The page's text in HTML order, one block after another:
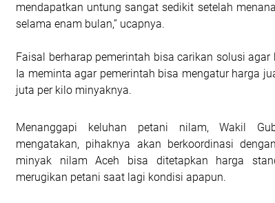
mendapatkan untung sangat sedikit setelah
selama enam bulan,” ucapnya.
Faisal berharap pemerintah bisa carikan solusi
Ia meminta agar pemerintah bisa mengatur harga
juta per kilo minyaknya.
Menanggapi keluhan petani nilam, Wakil
mengatakan, pihaknya akan berkoordinasi
minyak nilam Aceh bisa ditetapkan harga
merugikan petani saat lagi kondisi apapun.